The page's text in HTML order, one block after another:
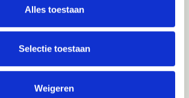
Alles toestaan
Selectie toestaan
Weigeren
op dag 12 (op het
annuleringsverzekering
kosten ter plaatse: fooien,
etc.